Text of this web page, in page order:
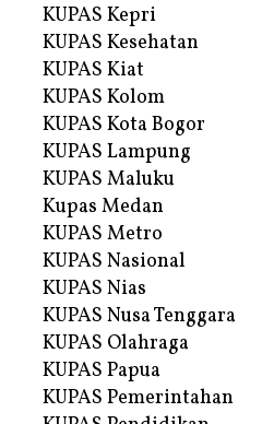
KUPAS Kepri
KUPAS Kesehatan
KUPAS Kiat
KUPAS Kolom
KUPAS Kota Bogor
KUPAS Lampung
KUPAS Maluku
Kupas Medan
KUPAS Metro
KUPAS Nasional
KUPAS Nias
KUPAS Nusa Tenggara
KUPAS Olahraga
KUPAS Papua
KUPAS Pemerintahan